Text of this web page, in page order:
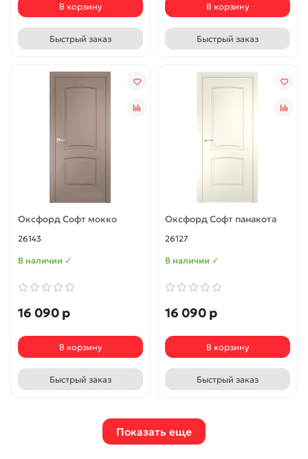
В корзину
Быстрый заказ
В корзину
Быстрый заказ
Оксфорд Софт мокко
26143
В наличии ✓
16 090 р
В корзину
Быстрый заказ
Оксфорд Софт панакота
26127
В наличии ✓
16 090 р
В корзину
Быстрый заказ
Показать еще